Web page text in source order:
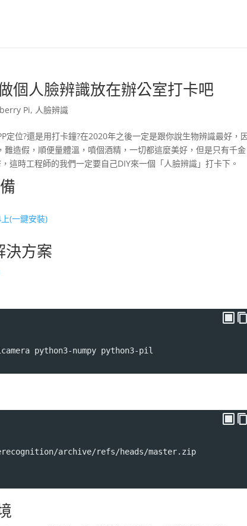
個人臉辨識放在辦公室打卡吧
Pi, 人臉辨識
位?還是用打卡鐘?在2020年之後一定是跟你說生物辨識最好，
造假，順便量體溫，噴個酒精，一切都這麼美好，但是只有千金
這時工程師的我們一定要自己DIY來一個「人臉辨識」打卡下。
(一鍵安裝)
方案
python3-numpy python3-pil
archive/refs/heads/master.zip